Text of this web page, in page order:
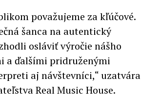
považujeme za kľúčové.
šanca na autentický
osláviť výročie nášho
a ďalšími pridruženými
aj návštevníci,“ uzatvára
Real Music House.